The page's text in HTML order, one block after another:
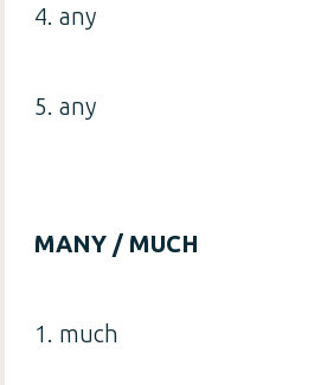
4. any
5. any
MANY / MUCH
1. much